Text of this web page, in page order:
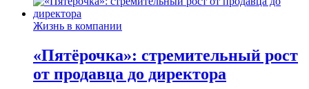
Жизнь в компании
«Пятёрочка»: стремительный рост
от продавца до директора